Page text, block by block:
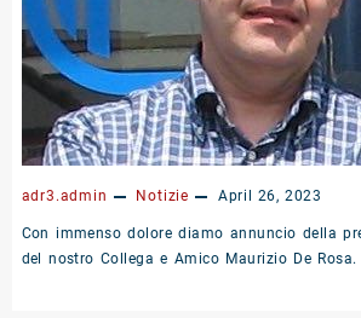
adr3.admin Notizie April 26, 2023
Con immenso dolore diamo annuncio della
del nostro Collega e Amico Maurizio De Rosa.